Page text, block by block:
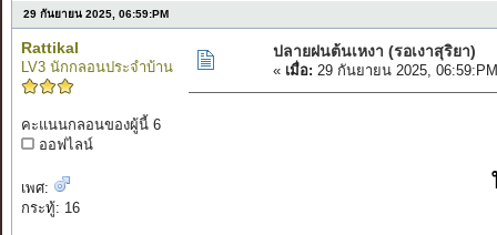
29 กันยายน 2025, 06:59:PM
Rattikal
LV3 นักกลอนประจำบ้าน
คะแนนกลอนของผู้นี้ 6
ออฟไลน์
เพศ:
กระทู้: 16
ปลายฝนต้นเหงา (รอเงาสุริยา)
« เมื่อ: 29 กันยายน 2025,